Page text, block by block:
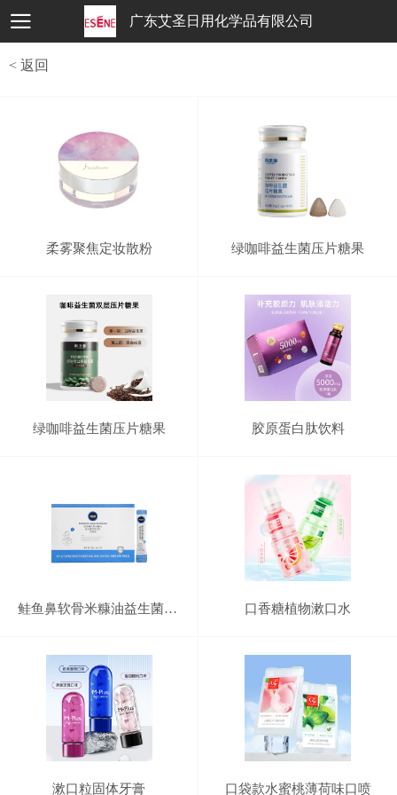
广东艾圣日用化学品有限公司
< 返回
柔雾聚焦定妆散粉 绿咖啡益生菌压片糖果
绿咖啡益生菌压片糖果 胶原蛋白肽饮料
鲑鱼鼻软骨米糠油益生菌固体饮料 口香糖植物漱口水
漱口粒固体牙膏 口袋款水蜜桃薄荷味口喷